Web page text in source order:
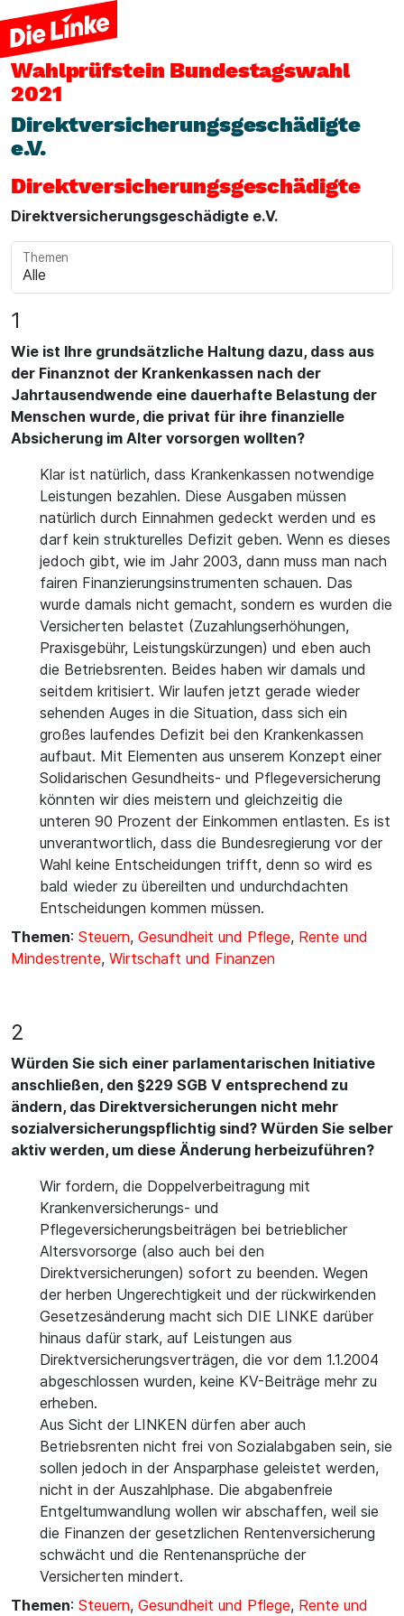
Wahlprüfstein Bundestagswahl
2021
Direktversicherungsgeschädigte
e.V.
Direktversicherungsgeschädigte
Direktversicherungsgeschädigte e.V.
Themen
1
Wie ist Ihre grundsätzliche Haltung dazu, dass aus
der Finanznot der Krankenkassen nach der
Jahrtausendwende eine dauerhafte Belastung der
Menschen wurde, die privat für ihre finanzielle
Absicherung im Alter vorsorgen wollten?
Klar ist natürlich, dass Krankenkassen notwendige
Leistungen bezahlen. Diese Ausgaben müssen
natürlich durch Einnahmen gedeckt werden und es
darf kein strukturelles Defizit geben. Wenn es dieses
jedoch gibt, wie im Jahr 2003, dann muss man nach
fairen Finanzierungsinstrumenten schauen. Das
wurde damals nicht gemacht, sondern es wurden die
Versicherten belastet (Zuzahlungserhöhungen,
Praxisgebühr, Leistungskürzungen) und eben auch
die Betriebsrenten. Beides haben wir damals und
seitdem kritisiert. Wir laufen jetzt gerade wieder
sehenden Auges in die Situation, dass sich ein
großes laufendes Defizit bei den Krankenkassen
aufbaut. Mit Elementen aus unserem Konzept einer
Solidarischen Gesundheits- und Pflegeversicherung
könnten wir dies meistern und gleichzeitig die
unteren 90 Prozent der Einkommen entlasten. Es ist
unverantwortlich, dass die Bundesregierung vor der
Wahl keine Entscheidungen trifft, denn so wird es
bald wieder zu übereilten und undurchdachten
Entscheidungen kommen müssen.
Themen: Steuern, Gesundheit und Pflege, Rente und
Mindestrente, Wirtschaft und Finanzen
2
Würden Sie sich einer parlamentarischen Initiative
anschließen, den §229 SGB V entsprechend zu
ändern, das Direktversicherungen nicht mehr
sozialversicherungspflichtig sind? Würden Sie selber
aktiv werden, um diese Änderung herbeizuführen?
Wir fordern, die Doppelverbeitragung mit
Krankenversicherungs- und
Pflegeversicherungsbeiträgen bei betrieblicher
Altersvorsorge (also auch bei den
Direktversicherungen) sofort zu beenden. Wegen
der herben Ungerechtigkeit und der rückwirkenden
Gesetzesänderung macht sich DIE LINKE darüber
hinaus dafür stark, auf Leistungen aus
Direktversicherungsverträgen, die vor dem 1.1.2004
abgeschlossen wurden, keine KV-Beiträge mehr zu
erheben.
Aus Sicht der LINKEN dürfen aber auch
Betriebsrenten nicht frei von Sozialabgaben sein, sie
sollen jedoch in der Ansparphase geleistet werden,
nicht in der Auszahlphase. Die abgabenfreie
Entgeltumwandlung wollen wir abschaffen, weil sie
die Finanzen der gesetzlichen Rentenversicherung
schwächt und die Rentenansprüche der
Versicherten mindert.
Themen: Steuern, Gesundheit und Pflege, Rente und